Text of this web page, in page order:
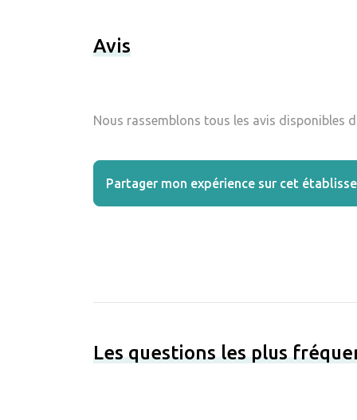
Avis
Nous rassemblons tous les avis disponibles
Partager mon expérience sur cet
Les questions les plus